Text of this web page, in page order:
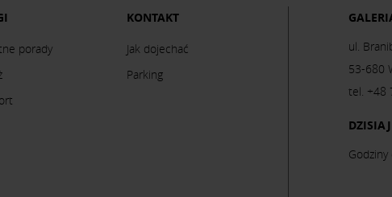
porady
KONTAKT
Jak dojechać
Parking
ul.
53-680
tel. +48
DZISIAJ